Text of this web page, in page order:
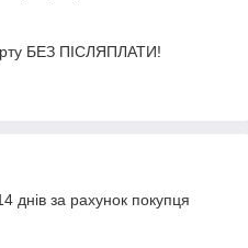
БЕЗ ПІСЛЯПЛАТИ!
днів за рахунок покупця